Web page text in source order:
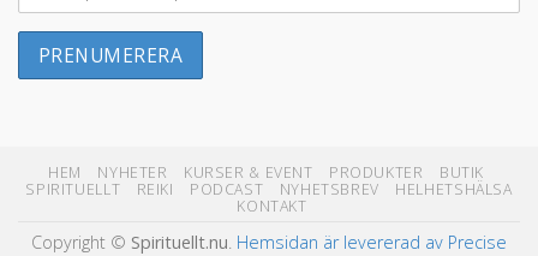
HEM NYHETER KURSER & EVENT PRODUKTER
BUTIK
SPIRITUELLT
REIKI PODCAST NYHETSBREV
HELHETSHÄLSA
KONTAKT
Copyright © Spirituellt.nu. Hemsidan är levererad av Precise